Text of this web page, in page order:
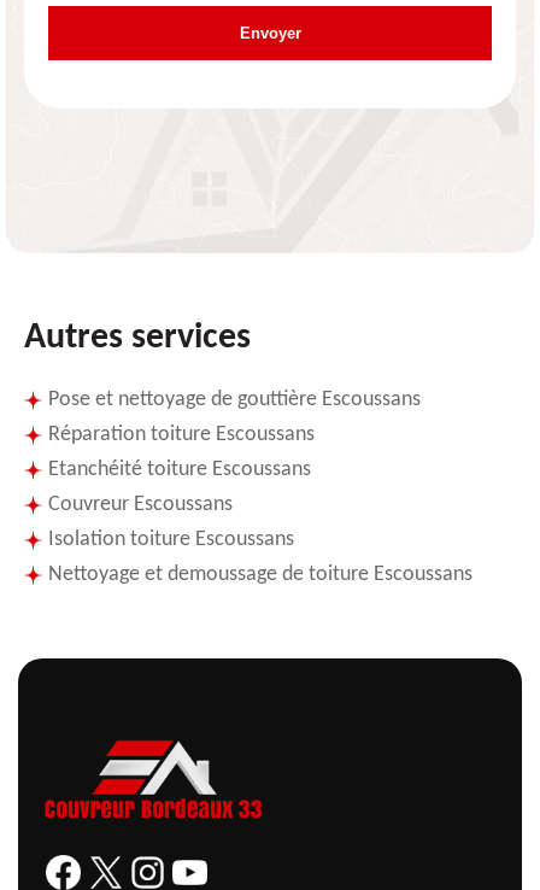
Autres services
Pose et nettoyage de gouttière Escoussans
Réparation toiture Escoussans
Etanchéité toiture Escoussans
Couvreur Escoussans
Isolation toiture Escoussans
Nettoyage et demoussage de toiture Escoussans